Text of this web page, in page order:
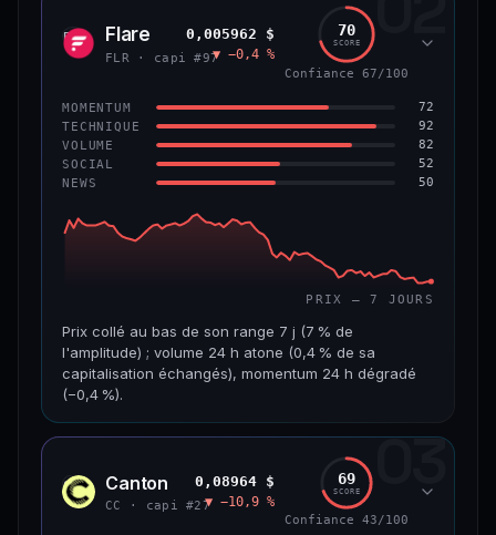
VAR. 7 J VAR. 30 J
+2,5 %
VS ATH
−45,9 %
CONFIANCE 65/100
FLR Flare
FLR · capi #97
0,005962 $
▼ −0,4 %
70
SCORE
Confiance 67/100
MOMENTUM 72
TECHNIQUE 92
VOLUME 82
SOCIAL 52
NEWS 50
PRIX — 7 JOURS
Prix collé au bas de son range 7 j (7 % de
l'amplitude) ; volume 24 h atone (0,4 % de sa
capitalisation échangés), momentum 24 h dégradé
(−0,4 %).
CAP. MARCHÉ VOLUME 24 H
VAR. 7 J VAR. 30 J
−8,8 %
03
CC Canton
CC · capi #27
0,08964 $
▼ −10,9 %
69
SCORE
Confiance 43/100